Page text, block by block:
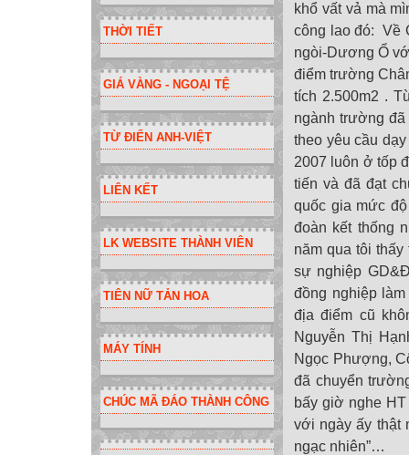
THỜI TIẾT
GIÁ VÀNG - NGOẠI TỆ
TỪ ĐIỂN ANH-VIỆT
LIÊN KẾT
LK WEBSITE THÀNH VIÊN
TIÊN NỮ TẢN HOA
MÁY TÍNH
CHÚC MÃ ĐÁO THÀNH CÔNG
khổ vất vả mà
công lao đó: Về
ngòi-Dương Ổ
điểm trường
tích 2.500m2 .
ngành trường
theo yêu cầu
2007 luôn ở tốp
tiến và đã đạt
quốc gia mức
đoàn kết thống
năm qua tôi
sự nghiệp
đồng nghiệp
địa điểm cũ
Nguyễn Thị
Ngọc Phượng,
đã chuyển
bấy giờ nghe
với ngày ấy thật
ngạc nhiên”…